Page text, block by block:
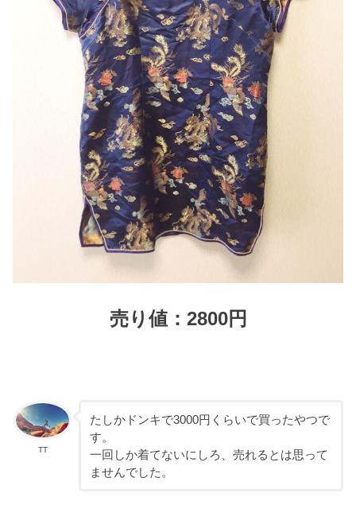
売り値：2800円
TT
たしかドンキで3000円くらいで買ったやつで
す。
一回しか着てないにしろ、売れるとは思って
ませんでした。